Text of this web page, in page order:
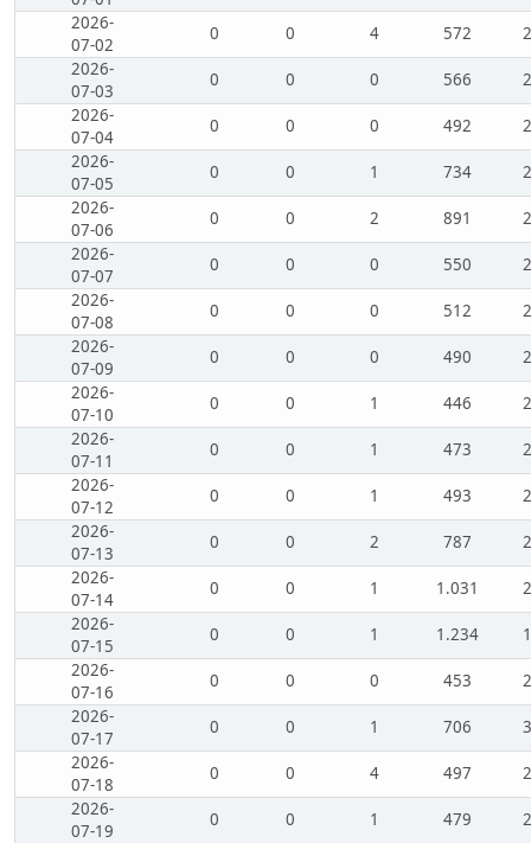
2026-
07-02
0 0 4 572
2026-
07-03
0 0 0 566
2026-
07-04
0 0 0 492
2026-
07-05
0 0 1 734
2026-
07-06
0 0 2 891
2026-
07-07
0 0 0 550
2026-
07-08
0 0 0 512
2026-
07-09
0 0 0 490
2026-
07-10
0 0 1 446
2026-
07-11
0 0 1 473
2026-
07-12
0 0 1 493
2026-
07-13
0 0 2 787
2026-
07-14
0 0 1 1.031
2026-
07-15
0 0 1 1.234
2026-
07-16
0 0 0 453
2026-
07-17
0 0 1 706
2026-
07-18
0 0 4 497
2026-
07-19
0 0 1 479